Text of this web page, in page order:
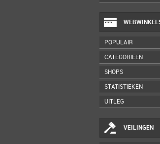
POPULAIR
CATEGORIEËN
SHOPS
STATISTIEKEN
UITLEG
VEILINGEN